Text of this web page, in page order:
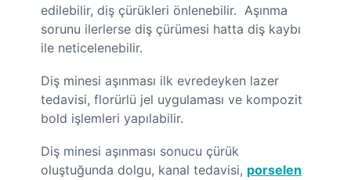
edilebilir, diş çürükleri önlenebilir. Aşınma
sorunu ilerlerse diş çürümesi hatta diş kaybı
ile neticelenebilir.
Diş minesi aşınması ilk evredeyken lazer
tedavisi, florürlü jel uygulaması ve kompozit
bold işlemleri yapılabilir.
Diş minesi aşınması sonucu çürük
oluştuğunda dolgu, kanal tedavisi, porselen